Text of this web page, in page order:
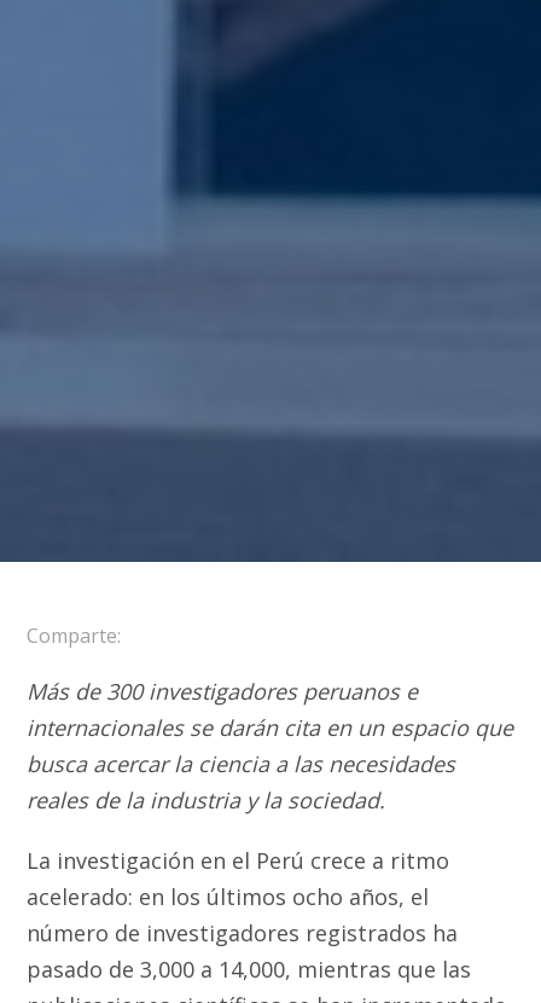
Comparte:
Más de 300 investigadores peruanos e
internacionales se darán cita en un espacio que
busca acercar la ciencia a las necesidades
reales de la industria y la sociedad.
La investigación en el Perú crece a ritmo
acelerado: en los últimos ocho años, el
número de investigadores registrados ha
pasado de 3,000 a 14,000, mientras que las